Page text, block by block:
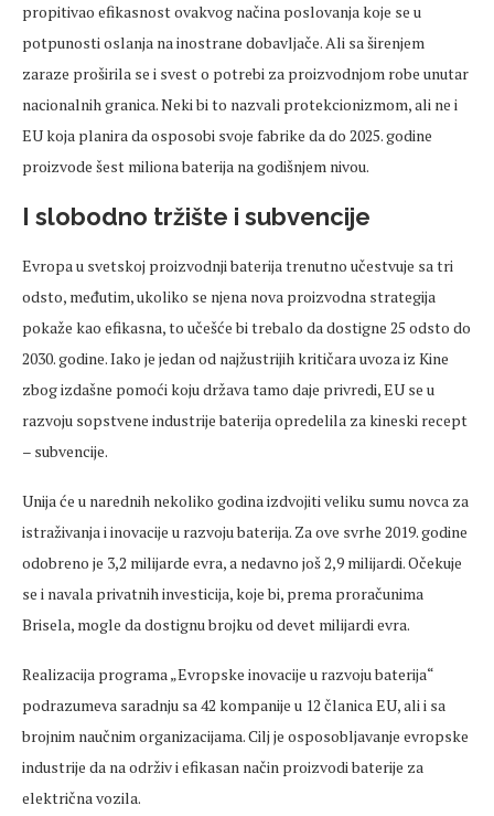
propitivao efikasnost ovakvog načina poslovanja koje se u
potpunosti oslanja na inostrane dobavljače. Ali sa širenjem
zaraze proširila se i svest o potrebi za proizvodnjom robe unutar
nacionalnih granica. Neki bi to nazvali protekcionizmom, ali ne i
EU koja planira da osposobi svoje fabrike da do 2025. godine
proizvode šest miliona baterija na godišnjem nivou.
I slobodno tržište i subvencije
Evropa u svetskoj proizvodnji baterija trenutno učestvuje sa tri
odsto, međutim, ukoliko se njena nova proizvodna strategija
pokaže kao efikasna, to učešće bi trebalo da dostigne 25 odsto do
2030. godine. Iako je jedan od najžustrijih kritičara uvoza iz Kine
zbog izdašne pomoći koju država tamo daje privredi, EU se u
razvoju sopstvene industrije baterija opredelila za kineski recept
– subvencije.
Unija će u narednih nekoliko godina izdvojiti veliku sumu novca za
istraživanja i inovacije u razvoju baterija. Za ove svrhe 2019. godine
odobreno je 3,2 milijarde evra, a nedavno još 2,9 milijardi. Očekuje
se i navala privatnih investicija, koje bi, prema proračunima
Brisela, mogle da dostignu brojku od devet milijardi evra.
Realizacija programa „Evropske inovacije u razvoju baterija“
podrazumeva saradnju sa 42 kompanije u 12 članica EU, ali i sa
brojnim naučnim organizacijama. Cilj je osposobljavanje evropske
industrije da na održiv i efikasan način proizvodi baterije za
električna vozila.